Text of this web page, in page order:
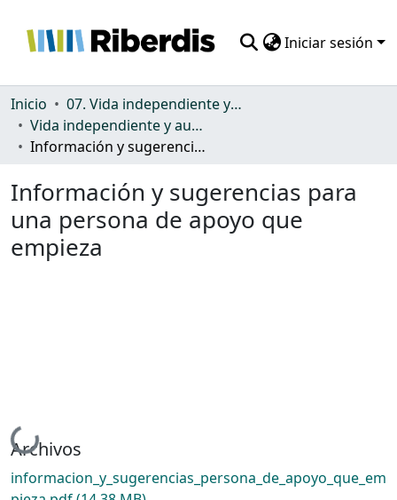
Iniciar sesión
Comunidades
Todo DSpace
Inicio
07. Vida independiente y autonomía personal
Vida independiente y autonomía personal
Información y sugerencias para una persona de apoyo que empieza
Información y sugerencias para
una persona de apoyo que
empieza
Cargando...
Archivos
informacion_y_sugerencias_persona_de_apoyo_que_em